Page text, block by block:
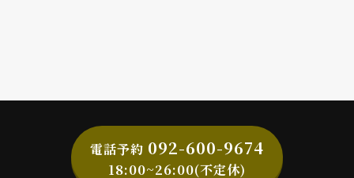
電話予約 092-600-9674
18:00~26:00(不定休)